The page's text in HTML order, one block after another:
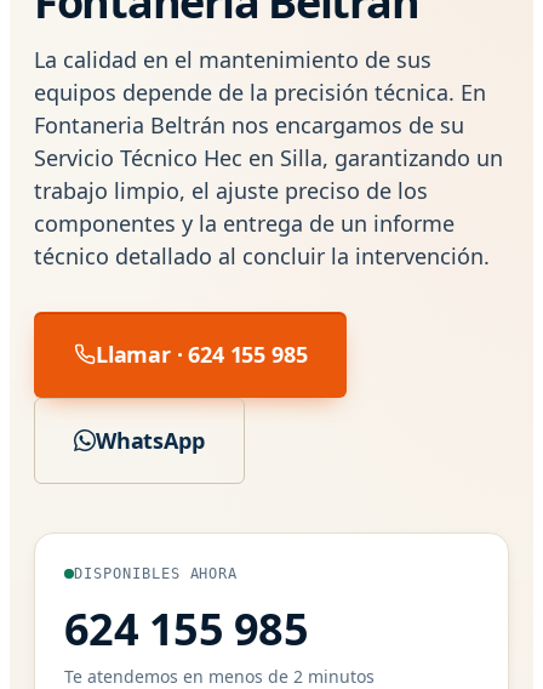
La calidad en el mantenimiento de sus
equipos depende de la precisión técnica. En
Fontaneria Beltrán nos encargamos de su
Servicio Técnico Hec en Silla, garantizando un
trabajo limpio, el ajuste preciso de los
componentes y la entrega de un informe
técnico detallado al concluir la intervención.
Llamar · 624 155 985
WhatsApp
DISPONIBLES AHORA
624 155 985
Te atendemos en menos de 2 minutos